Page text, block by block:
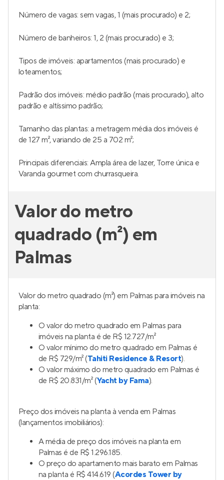
Número de vagas: sem vagas, 1 (mais procurado) e 2;
Número de banheiros: 1, 2 (mais procurado) e 3;
Tipos de imóveis: apartamentos (mais procurado) e
loteamentos;
Padrão dos imóveis: médio padrão (mais procurado), alto
padrão e altíssimo padrão;
Tamanho das plantas: a metragem média dos imóveis é
de 127 m², variando de 25 a 702 m²;
Principais diferenciais: Ampla área de lazer, Torre única e
Varanda gourmet com churrasqueira.
Valor do metro
quadrado (m²) em
Palmas
Valor do metro quadrado (m²) em Palmas para imóveis na
planta:
O valor do metro quadrado em Palmas para
imóveis na planta é de R$ 12.727/m²
O valor mínimo do metro quadrado em Palmas é
de R$ 729/m² (Tahiti Residence & Resort).
O valor máximo do metro quadrado em Palmas é
de R$ 20.831/m² (Yacht by Fama).
Preço dos imóveis na planta à venda em Palmas
(lançamentos imobiliários):
A média de preço dos imóveis na planta em
Palmas é de R$ 1.296.185.
O preço do apartamento mais barato em Palmas
na planta é R$ 414.619 (Acordes Tower by